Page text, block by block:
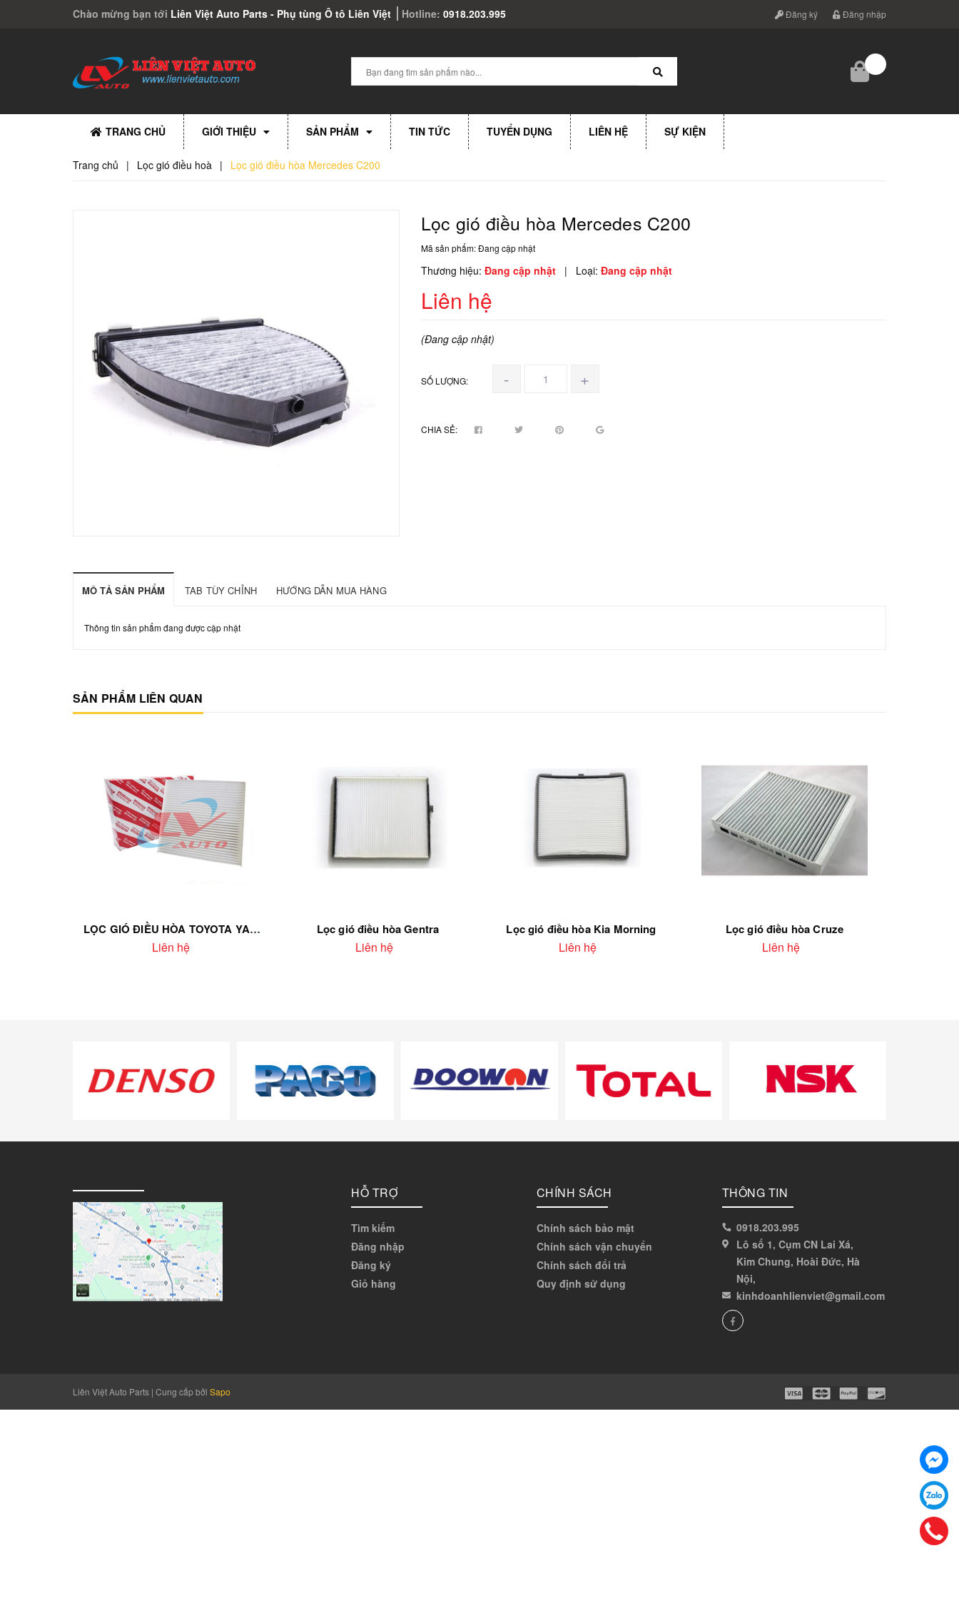
Chào mừng bạn tới Liên Việt Auto Parts - Phụ tùng Ô tô Liên Việt Hotline: 0918.203.995 Đăng ký Đăng nhập
TRANG CHỦ GIỚI THIỆU SẢN PHẨM TIN TỨC TUYỂN DỤNG LIÊN HỆ SỰ KIỆN
Trang chủ | Lọc gió điều hoà | Lọc gió điều hòa Mercedes C200
Lọc gió điều hòa Mercedes C200
Mã sản phẩm:Đang cập nhật
Thương hiệu: Đang cập nhật | Loại: Đang cập nhật
Liên hệ
(Đang cập nhật)
SỐ LƯỢNG: - +
CHIA SẺ:
MÔ TẢ SẢN PHẨM TAB TÙY CHỈNH HƯỚNG DẪN MUA HÀNG
Thông tin sản phẩm đang được cập nhật
SẢN PHẨM LIÊN QUAN
LỌC GIÓ ĐIỀU HÒA TOYOTA YARIS CROSS 2023 | MÃ 87139-BZ020 – CHÍNH HÃNG – KHỬ MÙI – LỌC BỤI MỊN PM2.5
Liên hệ
Lọc gió điều hòa Gentra
Liên hệ
Lọc gió điều hòa Kia Morning
Liên hệ
Lọc gió điều hòa Cruze
Liên hệ
HỖ TRỢ
Tìm kiếm
Đăng nhập
Đăng ký
Giỏ hàng
CHÍNH SÁCH
Chính sách bảo mật
Chính sách vận chuyển
Chính sách đổi trả
Quy định sử dụng
THÔNG TIN
0918.203.995
Lô số 1, Cụm CN Lai Xá,
Kim Chung, Hoài Đức, Hà
Nội,
kinhdoanhlienviet@gmail.com
Liên Việt Auto Parts | Cung cấp bởi Sapo